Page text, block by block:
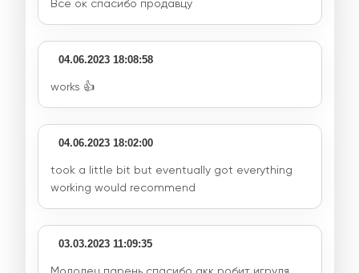
Все ок спасибо продавцу
04.06.2023 18:08:58
works 👍
04.06.2023 18:02:00
took a little bit but eventually got everything
working would recommend
03.03.2023 11:09:35